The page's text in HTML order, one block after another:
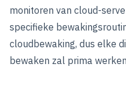
monitoren van cloud-
specifieke
cloudbewaking, dus elke
bewaken zal prima